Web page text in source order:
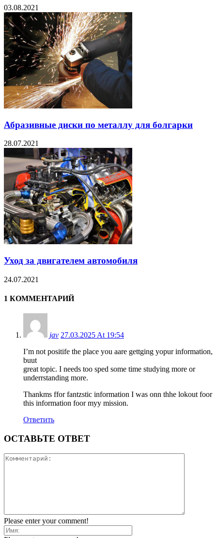
03.08.2021
Абразивные диски по металлу для болгарки
28.07.2021
Уход за двигателем автомобиля
24.07.2021
1 КОММЕНТАРИЙ
jav 27.03.2025 At 19:54
I’m not positife the place you aare gettging yopur information,
buut
great topic. I needs too sped some time studying more or
underrstanding more.
Thankms ffor fantzstic information I was onn thhe lokout foor
this information foor myy mission.
Ответить
ОСТАВЬТЕ ОТВЕТ
Please enter your comment!